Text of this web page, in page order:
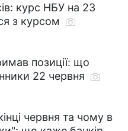
курс НБУ на 23
з курсом
позиції: що
22 червня
червня та чому в